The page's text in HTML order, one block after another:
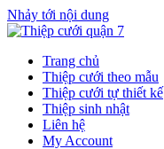
Nhảy tới nội dung
Trang chủ
Thiệp cưới theo mẫu
Thiệp cưới tự thiết kế
Thiệp sinh nhật
Liên hệ
My Account